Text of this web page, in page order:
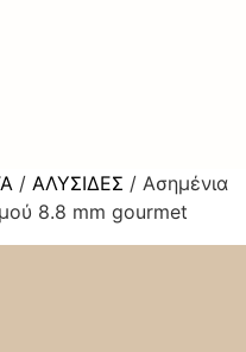
/ ΑΛΥΣΊΔΕΣ / Ασημένια
8.8 mm gourmet